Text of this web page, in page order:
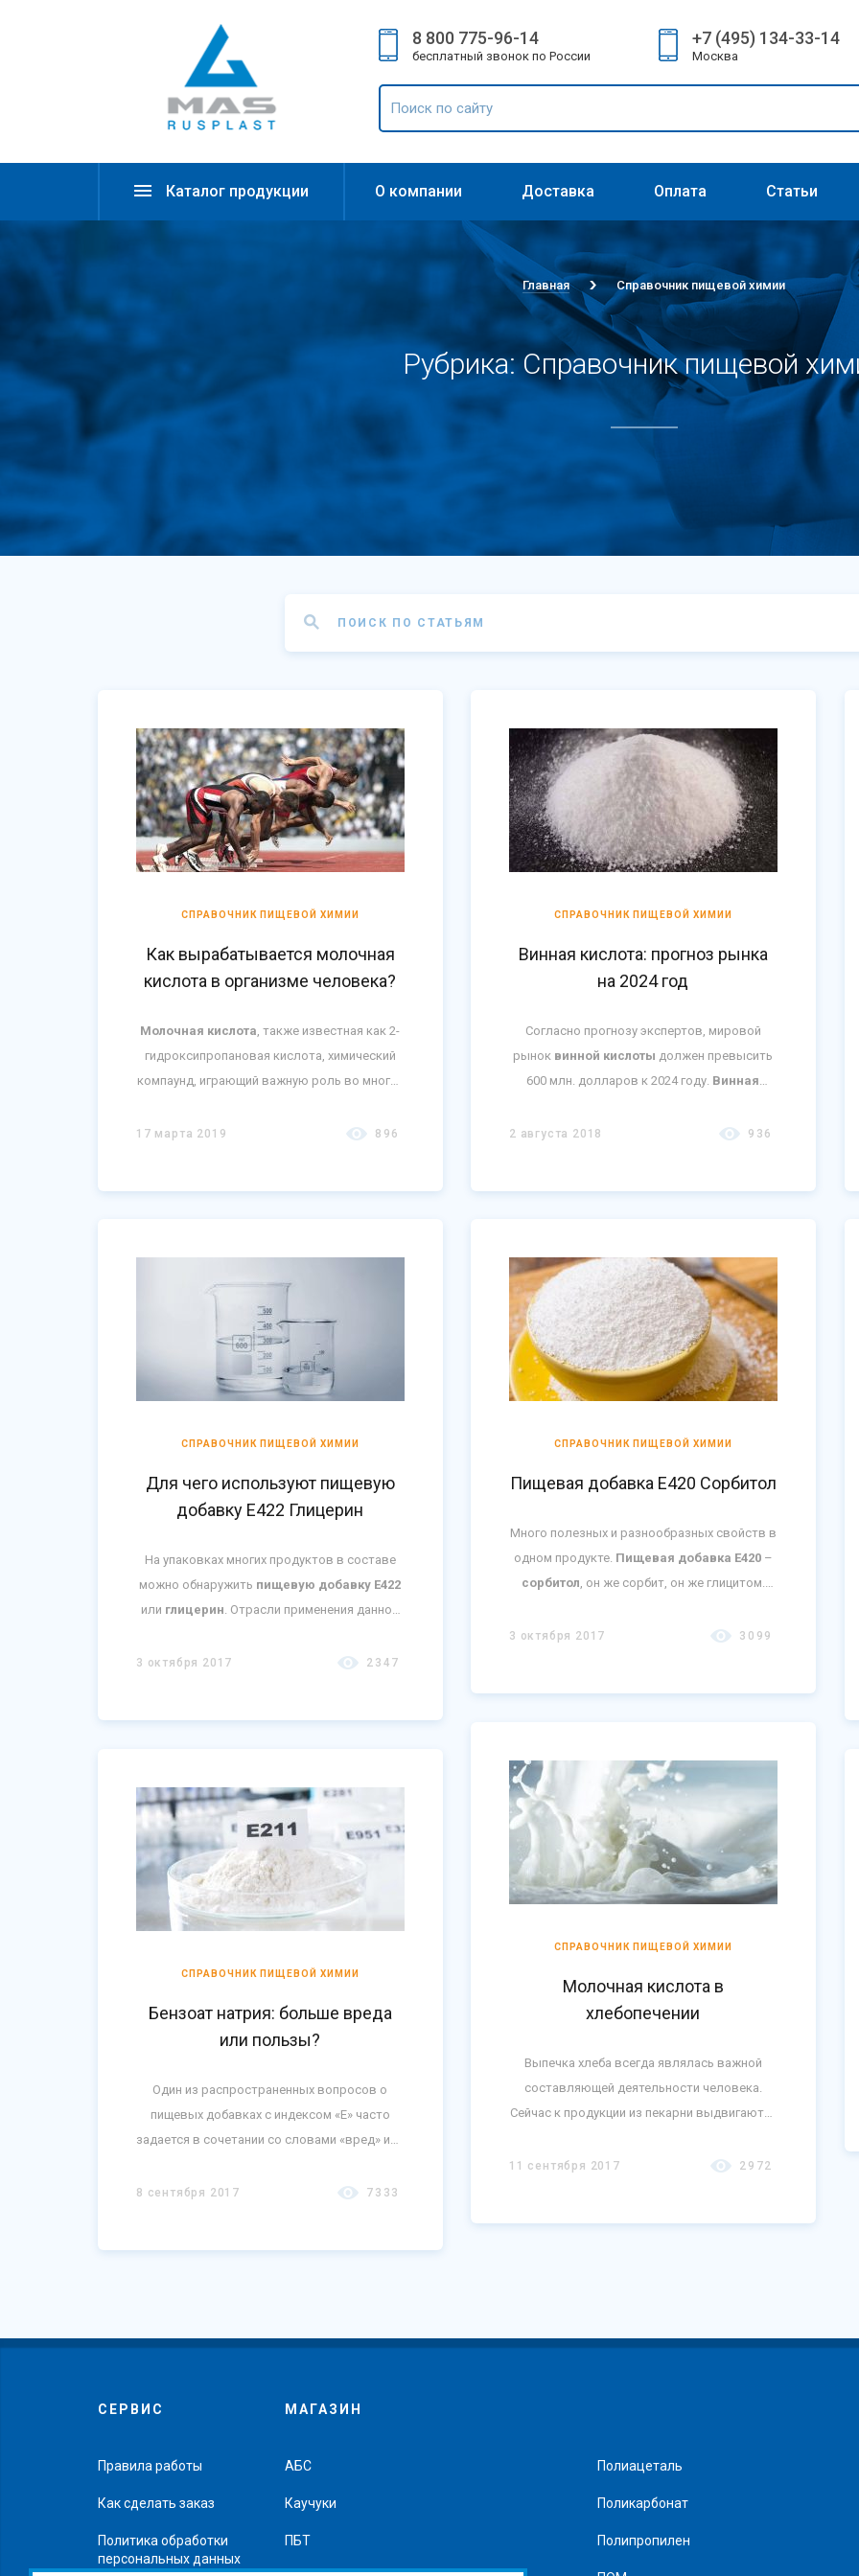
8 800 775-96-14
бесплатный звонок по России
+7 (495) 134-33-14
Москва
Каталог продукции О компании Доставка Оплата Статьи
Главная Справочник пищевой химии
Рубрика: Справочник пищевой
СПРАВОЧНИК ПИЩЕВОЙ ХИМИИ
Как вырабатывается молочная
кислота в организме человека?
Молочная кислота , также известная как 2-
гидроксипропановая кислота, химический
компаунд, играющий важную роль во многих
кислотаявляется продуктом расщепления
17 марта 2019 896
СПРАВОЧНИК ПИЩЕВОЙ ХИМИИ
Винная кислота: прогноз рынка
на 2024 год
Согласно прогнозу экспертов, мировой
рынок винной кислоты должен превысить
600 млн. долларов к 2024 году. Винная
дигидроксибутандиовая кислота
,
2 августа 2018 936
СПРАВОЧНИК ПИЩЕВОЙ ХИМИИ
Для чего используют пищевую
добавку Е422 Глицерин
На упаковках многих продуктов в составе
можно обнаружить пищевую добавку Е422
или глицерин . Отрасли применения данной
увидеть в составе безалкогольного напитка
3 октября 2017 2347
СПРАВОЧНИК ПИЩЕВОЙ ХИМИИ
Пищевая добавка Е420 Сорбитол
Много полезных и разнообразных свойств в
одном продукте. Пищевая добавка Е420–
сорбитол , он же сорбит, он же глицитом.
основном содержится в плодах рябины.
3 октября 2017 3099
СПРАВОЧНИК ПИЩЕВОЙ ХИМИИ
Молочная кислота в
хлебопечении
Выпечка хлеба всегда являлась важной
составляющей деятельности человека.
Сейчас к продукции из пекарни выдвигаются
долгий срок хранения, внешний вид,
11 сентября 2017 2972
СПРАВОЧНИК ПИЩЕВОЙ ХИМИИ
Бензоат натрия: больше вреда
или пользы?
Один из распространенных вопросов о
пищевых добавках с индексом «Е» часто
задается в сочетании со словами «вред» или
Давайте рассмотрим на примерепищевой
8 сентября 2017 7333
СЕРВИС
Правила работы
Как сделать заказ
Политика обработки
персональных данных
МАГАЗИН
АБС
Каучуки
ПБТ
Полиацеталь
Поликарбонат
Полипропилен